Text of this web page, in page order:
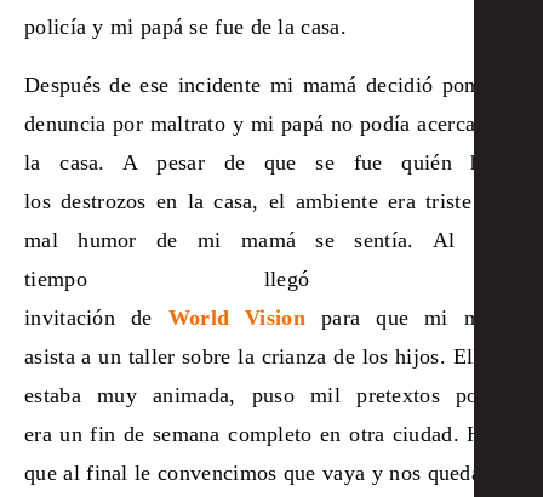
policía y mi papá se fue de la casa.
Después de ese incidente mi mamá decidió poner la
denuncia por maltrato y mi papá no podía acercarse a
la casa. A pesar de que se fue quién hacia
los destrozos en la casa, el ambiente era triste y el
mal humor de mi mamá se sentía. Al poco
tiempo llegó una
invitación de World Vision para que mi mamá
asista a un taller sobre la crianza de los hijos. Ella no
estaba muy animada, puso mil pretextos porque
era un fin de semana completo en otra ciudad. Hasta
que al final le convencimos que vaya y nos quedamos